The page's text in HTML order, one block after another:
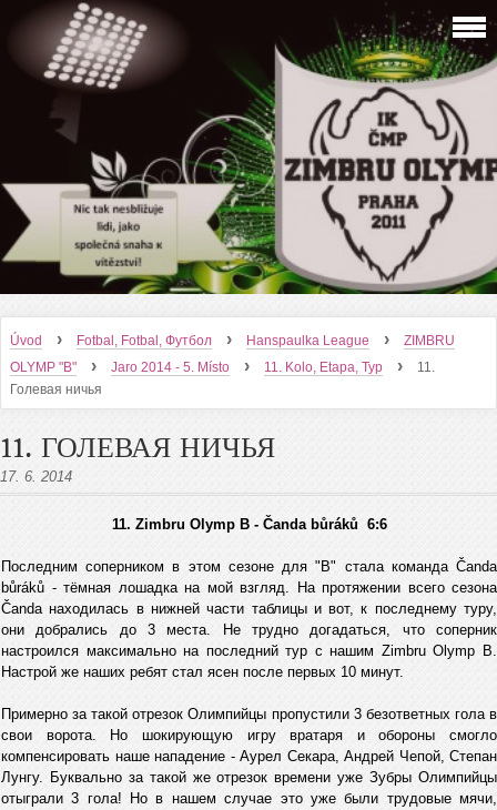
Úvod › Fotbal, Fotbal, Футбол › Hanspaulka League ›
ZIMBRU
OLYMP "B"
› Jaro 2014 - 5. Místo › 11. Kolo, Etapa, Тур ›
11.
Голевая ничья
11. ГОЛЕВАЯ НИЧЬЯ
17. 6. 2014
11. Zimbru Olymp B - Čanda bůráků 6:6
Последним соперником в этом сезоне для "B" стала команда Čanda
bůráků - тёмная лошадка на мой взгляд. На протяжении всего сезона
Čanda находилась в нижней части таблицы и вот, к последнему туру,
они добрались до 3 места. Не трудно догадаться, что соперник
настроился максимально на последний тур с нашим Zimbru Olymp B.
Настрой же наших ребят стал ясен после первых 10 минут.
Примерно за такой отрезок Олимпийцы пропустили 3 безответных гола в
свои ворота. Но шокирующую игру вратаря и обороны смогло
компенсировать наше нападение - Аурел Секара, Андрей Чепой, Степан
Лунгу. Буквально за такой же отрезок времени уже Зубры Олимпийцы
отыграли 3 гола! Но в нашем случае это уже были трудовые мячи,